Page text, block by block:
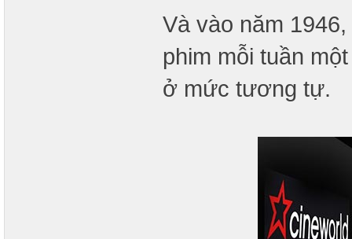
Và vào năm
phim mỗi tuần
ở mức tương tự.